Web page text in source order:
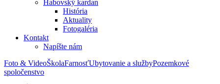
Habovský kardan
História
Aktuality
Fotogaléria
Kontakt
Napíšte nám
Foto & VideoŠkolaFarnosťUbytovanie a službyPozemkové
spoločenstvo